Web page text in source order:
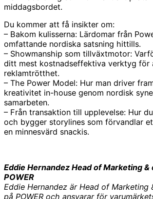
middagsbordet.
Du kommer att få insikter om:
– Bakom kulisserna: Lärdomar från
omfattande nordiska satsning hittills.
– Showmanship som tillväxtmotor:
ditt mest kostnadseffektiva verktyg för
reklamtrötthet.
– The Power Model: Hur man driver
kreativitet in-house genom nordisk
samarbeten.
– Från transaktion till upplevelse: Hur
och bygger storylines som förvandlar
en minnesvärd snackis.
Eddie Hernandez Head of Marketing
POWER
Eddie Hernandez är Head of Marketing
på POWER och ansvarar för